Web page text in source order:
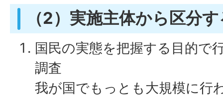
（2）実施主体から区分
国民の実態を把握する目的で
調査
我が国でもっとも大規模に行